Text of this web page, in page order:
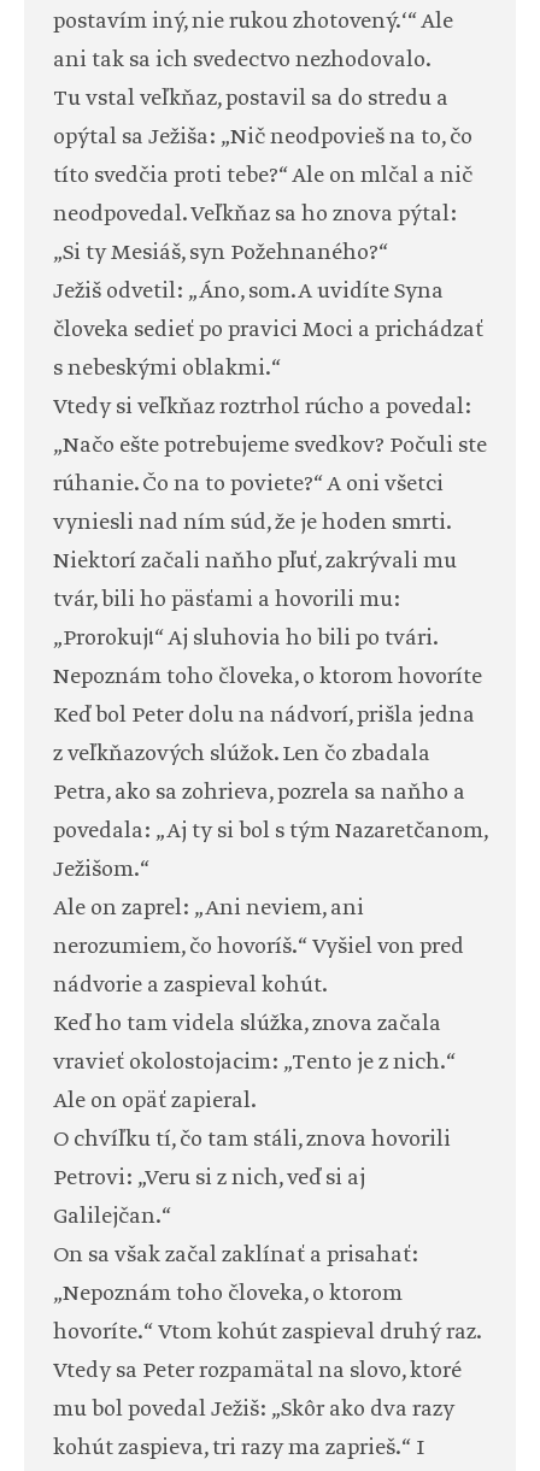
postavím iný, nie rukou zhotovený.‘“ Ale
ani tak sa ich svedectvo nezhodovalo.
Tu vstal veľkňaz, postavil sa do stredu a
opýtal sa Ježiša: „Nič neodpovieš na to, čo
títo svedčia proti tebe?“ Ale on mlčal a nič
neodpovedal. Veľkňaz sa ho znova pýtal:
„Si ty Mesiáš, syn Požehnaného?“
Ježiš odvetil: „Áno, som. A uvidíte Syna
človeka sedieť po pravici Moci a prichádzať
s nebeskými oblakmi.“
Vtedy si veľkňaz roztrhol rúcho a povedal:
„Načo ešte potrebujeme svedkov? Počuli ste
rúhanie. Čo na to poviete?“ A oni všetci
vyniesli nad ním súd, že je hoden smrti.
Niektorí začali naňho pľuť, zakrývali mu
tvár, bili ho päsťami a hovorili mu:
„Prorokuj!“ Aj sluhovia ho bili po tvári.
Nepoznám toho človeka, o ktorom hovoríte
Keď bol Peter dolu na nádvorí, prišla jedna
z veľkňazových slúžok. Len čo zbadala
Petra, ako sa zohrieva, pozrela sa naňho a
povedala: „Aj ty si bol s tým Nazaretčanom,
Ježišom.“
Ale on zaprel: „Ani neviem, ani
nerozumiem, čo hovoríš.“ Vyšiel von pred
nádvorie a zaspieval kohút.
Keď ho tam videla slúžka, znova začala
vravieť okolostojacim: „Tento je z nich.“
Ale on opäť zapieral.
O chvíľku tí, čo tam stáli, znova hovorili
Petrovi: „Veru si z nich, veď si aj
Galilejčan.“
On sa však začal zaklínať a prisahať:
„Nepoznám toho človeka, o ktorom
hovoríte.“ Vtom kohút zaspieval druhý raz.
Vtedy sa Peter rozpamätal na slovo, ktoré
mu bol povedal Ježiš: „Skôr ako dva razy
kohút zaspieva, tri razy ma zaprieš.“ I